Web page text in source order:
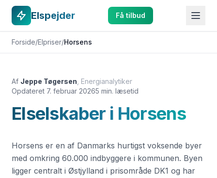
Elspejder Få tilbud
Forside/Elpriser/Horsens
Af Jeppe Tøgersen Energianalytiker
Opdateret 7. februar 20265 min. læsetid
Elselskaber i Horsens
Horsens er en af Danmarks hurtigst voksende byer
med omkring 60.000 indbyggere i kommunen. Byen
ligger centralt i Østjylland i prisområde DK1 og har